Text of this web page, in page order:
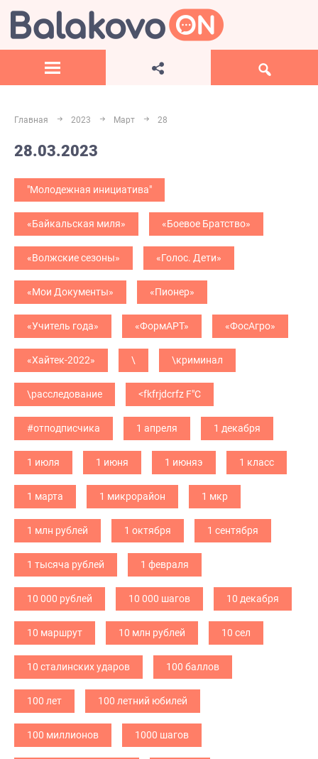
Главная 2023 Март 28
28.03.2023
"Молодежная инициатива"
«Байкальская миля» «Боевое Братство»
«Волжские сезоны» «Голос. Дети»
«Мои Документы» «Пионер»
«Учитель года» «ФормАРТ» «ФосАгро»
«Хайтек-2022» \ \криминал
\расследование <fkfrjdcrfz F"C
#отподписчика 1 апреля 1 декабря
1 июля 1 июня 1 июняэ 1 класс
1 марта 1 микрорайон 1 мкр
1 млн рублей 1 октября 1 сентября
1 тысяча рублей 1 февраля
10 000 рублей 10 000 шагов 10 декабря
10 маршрут 10 млн рублей 10 сел
10 сталинских ударов 100 баллов
100 лет 100 летний юбилей
100 миллионов 1000 шагов